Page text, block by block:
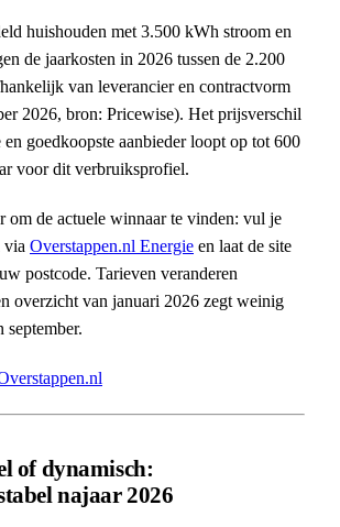
huishouden met 3.500 kWh stroom en
de jaarkosten in 2026 tussen de 2.200
van leverancier en contractvorm
2026, bron: Pricewise). Het prijsverschil
en goedkoopste aanbieder loopt op tot 600
voor dit verbruiksprofiel.
om de actuele winnaar te vinden: vul je
via Overstappen.nl Energie en laat de site
postcode. Tarieven veranderen
overzicht van januari 2026 zegt weinig
september.
of dynamisch:
najaar 2026